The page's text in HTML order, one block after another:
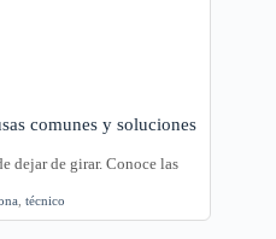
comunes y soluciones
dejar de girar. Conoce las
técnico